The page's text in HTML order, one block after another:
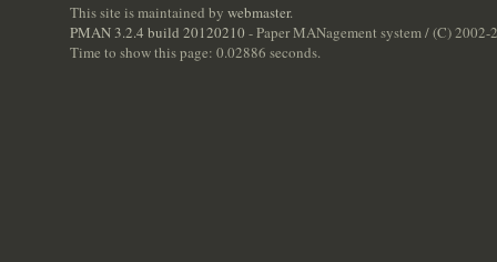
This site is maintained by webmaster.
PMAN 3.2.4 build 20120210 - Paper MANagement system / (C)
Time to show this page: 0.02886 seconds.